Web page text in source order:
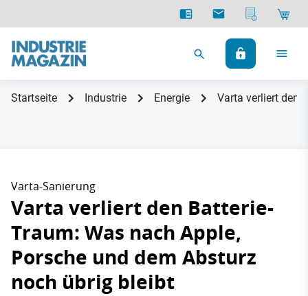
Startseite Industrie Energie Varta verliert den
Varta-Sanierung
Varta verliert den Batterie-
Traum: Was nach Apple,
Porsche und dem Absturz
noch übrig bleibt